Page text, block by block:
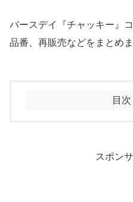
バースデイ『チャッキー』
品番、再販売などをまとめま
目次
スポン